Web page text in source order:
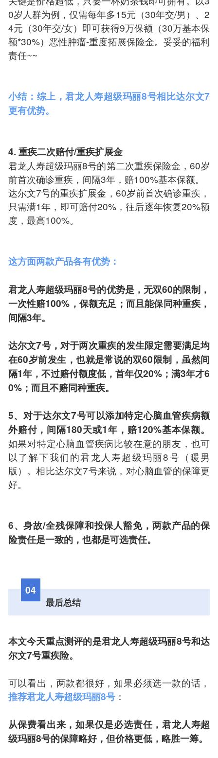
0岁人群为例，仅需每年多15元（30年交/男）、2
4元（30年交/女）即可获得9万保额（30万基本保
额*30%）恶性肿瘤-重度拓展保险金。妥妥的福利
责任~~
小结：综上，君龙人寿超级玛丽8号相比达尔文7
更有优势。
4. 重疾二次赔付/重疾扩展金
君龙人寿超级玛丽8号的第二次重疾保险金，60岁
前首次确诊重疾，间隔3年，赔100%基本保额。
达尔文7号的重疾扩展金，60岁前首次确诊重疾，
只需满1年，即可赔付20%，往后逐年恢复20%额
度，最高100%。
这方面两款产品各有优势：
君龙人寿超级玛丽8号的优势是，无双60的限制，
一次性赔100%，保额充足；而且能保同种重疾，
间隔3年。
达尔文7号，对于两次重疾的发生限定需要满足均
在60岁前发生，也就是常说的双60限制，虽然间
隔1年，不过赔付额度低，首年仅20%；满3年才6
0%；而且不赔同种重疾。
5、对于达尔文7号可以添加特定心脑血管疾病额
外赔付，间隔180天或1年，赔120%基本保额。
如果对特定心脑血管疾病比较在意的朋友，也可
以了解下我们的君龙人寿超级玛丽8号（暖男
版）。相比达尔文7号来说，对心脑血管的保障更
好。
6、身故/全残保障和投保人豁免，两款产品的保
险责任是一致的，也都是可选责任。
04
最后总结
本文今天重点测评的是君龙人寿超级玛丽8号和达
尔文7号重疾险。
可以看出，两款都很好，如果必须选一款的话，
推荐君龙人寿超级玛丽8号：
从保费看出来，如果仅是必选责任，君龙人寿超
级玛丽8号的保障略好，但价格更低，略胜一筹。